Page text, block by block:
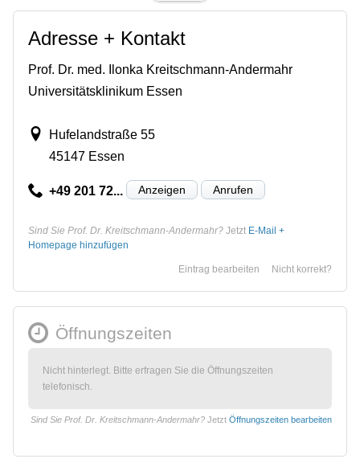
Adresse + Kontakt
Prof. Dr. med. Ilonka Kreitschmann-Andermahr
Universitätsklinikum Essen
Hufelandstraße 55
45147 Essen
+49 201 72... Anzeigen Anrufen
Sind Sie Prof. Dr. Kreitschmann-Andermahr? Jetzt E-Mail +
Homepage hinzufügen
Nicht korrekt?
Eintrag bearbeiten
Öffnungszeiten
Nicht hinterlegt. Bitte erfragen Sie die Öffnungszeiten
telefonisch.
Sind Sie Prof. Dr. Kreitschmann-Andermahr? Jetzt Öffnungszeiten bearbeiten